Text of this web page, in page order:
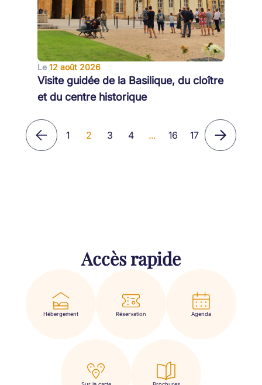
Le 12 août 2026
Visite guidée de la Basilique, du cloître
et du centre historique
1 2 3 4 ... 16 17
Accès rapide
Hébergement Réservation Agenda